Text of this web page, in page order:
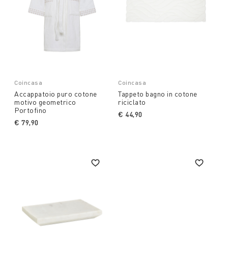
Coincasa
Accappatoio puro cotone
motivo geometrico
Portofino
€ 79,90
Coincasa
Tappeto bagno in cotone
riciclato
€ 44,90